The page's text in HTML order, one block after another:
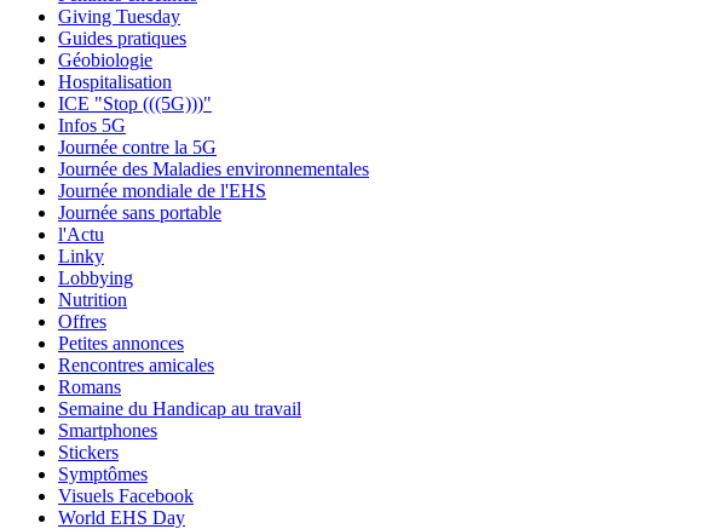
Giving Tuesday
Guides pratiques
Géobiologie
Hospitalisation
ICE "Stop (((5G)))"
Infos 5G
Journée contre la 5G
Journée des Maladies environnementales
Journée mondiale de l'EHS
Journée sans portable
l'Actu
Linky
Lobbying
Nutrition
Offres
Petites annonces
Rencontres amicales
Romans
Semaine du Handicap au travail
Smartphones
Stickers
Symptômes
Visuels Facebook
World EHS Day